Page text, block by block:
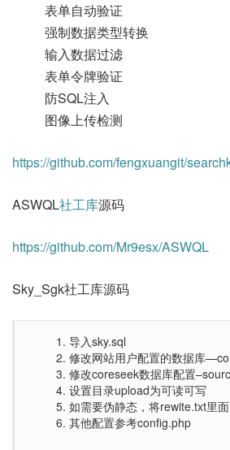
表单自动验证
强制数据类型转换
输入数据过滤
表单令牌验证
防SQL注入
图像上传检测
https://github.com/fengxuangit/
ASWQL社工库源码
https://github.com/Mr9esx/ASWQL
Sky_Sgk社工库源码
导入sky.sql
修改网站用户配置的数据库
修改coreseek数据库配置
设置目录upload为可读可写
如需要伪静态，将rewite.txt里
其他配置参考config.php